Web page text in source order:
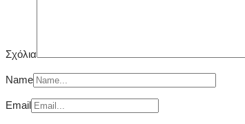
Σχόλια
Name
Email